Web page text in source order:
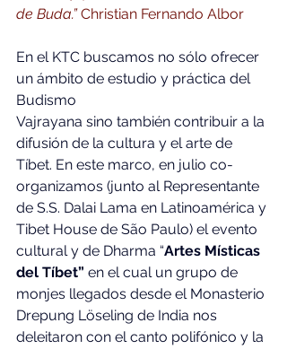
de Buda.” Christian Fernando Albor
En el KTC buscamos no sólo ofrecer
un ámbito de estudio y práctica del
Budismo
Vajrayana sino también contribuir a la
difusión de la cultura y el arte de
Tíbet. En este marco, en julio co-
organizamos (junto al Representante
de S.S. Dalai Lama en Latinoamérica y
Tibet House de São Paulo) el evento
cultural y de Dharma “Artes Místicas
del Tíbet” en el cual un grupo de
monjes llegados desde el Monasterio
Drepung Löseling de India nos
deleitaron con el canto polifónico y la